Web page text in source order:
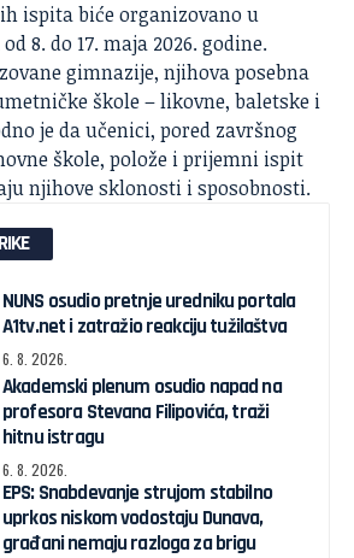
ispita biće organizovano u
8. do 17. maja 2026. godine.
gimnazije, njihova posebna
škole – likovne, baletske i
je da učenici, pored završnog
škole, polože i prijemni ispit
njihove sklonosti i sposobnosti.
NUNS osudio pretnje uredniku portala
A1tv.net i zatražio reakciju tužilaštva
6. 8. 2026.
Akademski plenum osudio napad na
profesora Stevana Filipovića, traži
hitnu istragu
6. 8. 2026.
EPS: Snabdevanje strujom stabilno
uprkos niskom vodostaju Dunava,
građani nemaju razloga za brigu